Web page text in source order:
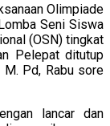
Olimpiade
Seni Siswa
(OSN) tingkat
Pelepat ditutup
Pd, Rabu sore
lancar dan